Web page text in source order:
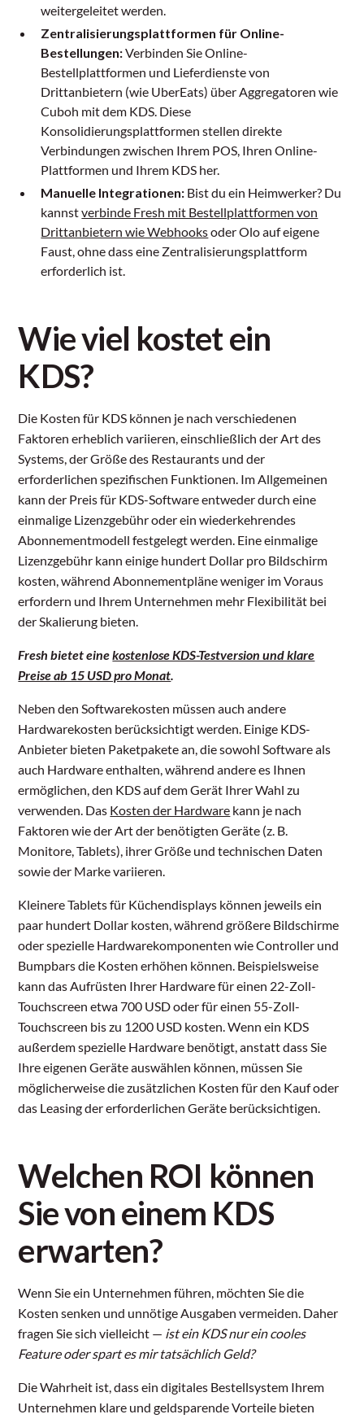
weitergeleitet werden.
Zentralisierungsplattformen für Online-
Bestellungen:Verbinden Sie Online-
Bestellplattformen und Lieferdienste von
Drittanbietern (wie UberEats) über Aggregatoren wie
Cuboh mit dem KDS. Diese
Konsolidierungsplattformen stellen direkte
Verbindungen zwischen Ihrem POS, Ihren Online-
Plattformen und Ihrem KDS her.
Manuelle Integrationen: Bist du ein Heimwerker? Du
kannstverbinde Fresh mit Bestellplattformen von
Drittanbietern wie Webhooksoder Olo auf eigene
Faust, ohne dass eine Zentralisierungsplattform
erforderlich ist.
Wie viel kostet ein
KDS?
Die Kosten für KDS können je nach verschiedenen
Faktoren erheblich variieren, einschließlich der Art des
Systems, der Größe des Restaurants und der
erforderlichen spezifischen Funktionen. Im Allgemeinen
kann der Preis für KDS-Software entweder durch eine
einmalige Lizenzgebühr oder ein wiederkehrendes
Abonnementmodell festgelegt werden. Eine einmalige
Lizenzgebühr kann einige hundert Dollar pro Bildschirm
kosten, während Abonnementpläne weniger im Voraus
erfordern und Ihrem Unternehmen mehr Flexibilität bei
der Skalierung bieten.
Fresh bietet einekostenlose KDS-Testversion und klare
Preise ab 15 USD pro Monat.
Neben den Softwarekosten müssen auch andere
Hardwarekosten berücksichtigt werden. Einige KDS-
Anbieter bieten Paketpakete an, die sowohl Software als
auch Hardware enthalten, während andere es Ihnen
ermöglichen, den KDS auf dem Gerät Ihrer Wahl zu
verwenden. Das Kosten der Hardware kann je nach
Faktoren wie der Art der benötigten Geräte (z. B.
Monitore, Tablets), ihrer Größe und technischen Daten
sowie der Marke variieren.
Kleinere Tablets für Küchendisplays können jeweils ein
paar hundert Dollar kosten, während größere Bildschirme
oder spezielle Hardwarekomponenten wie Controller und
Bumpbars die Kosten erhöhen können. Beispielsweise
kann das Aufrüsten Ihrer Hardware für einen 22-Zoll-
Touchscreen etwa 700 USD oder für einen 55-Zoll-
Touchscreen bis zu 1200 USD kosten. Wenn ein KDS
außerdem spezielle Hardware benötigt, anstatt dass Sie
Ihre eigenen Geräte auswählen können, müssen Sie
möglicherweise die zusätzlichen Kosten für den Kauf oder
das Leasing der erforderlichen Geräte berücksichtigen.
Welchen ROI können
Sie von einem KDS
erwarten?
Wenn Sie ein Unternehmen führen, möchten Sie die
Kosten senken und unnötige Ausgaben vermeiden. Daher
fragen Sie sich vielleicht — ist ein KDS nur ein cooles
Feature oder spart es mir tatsächlich Geld?
Die Wahrheit ist, dass ein digitales Bestellsystem Ihrem
Unternehmen klare und geldsparende Vorteile bieten